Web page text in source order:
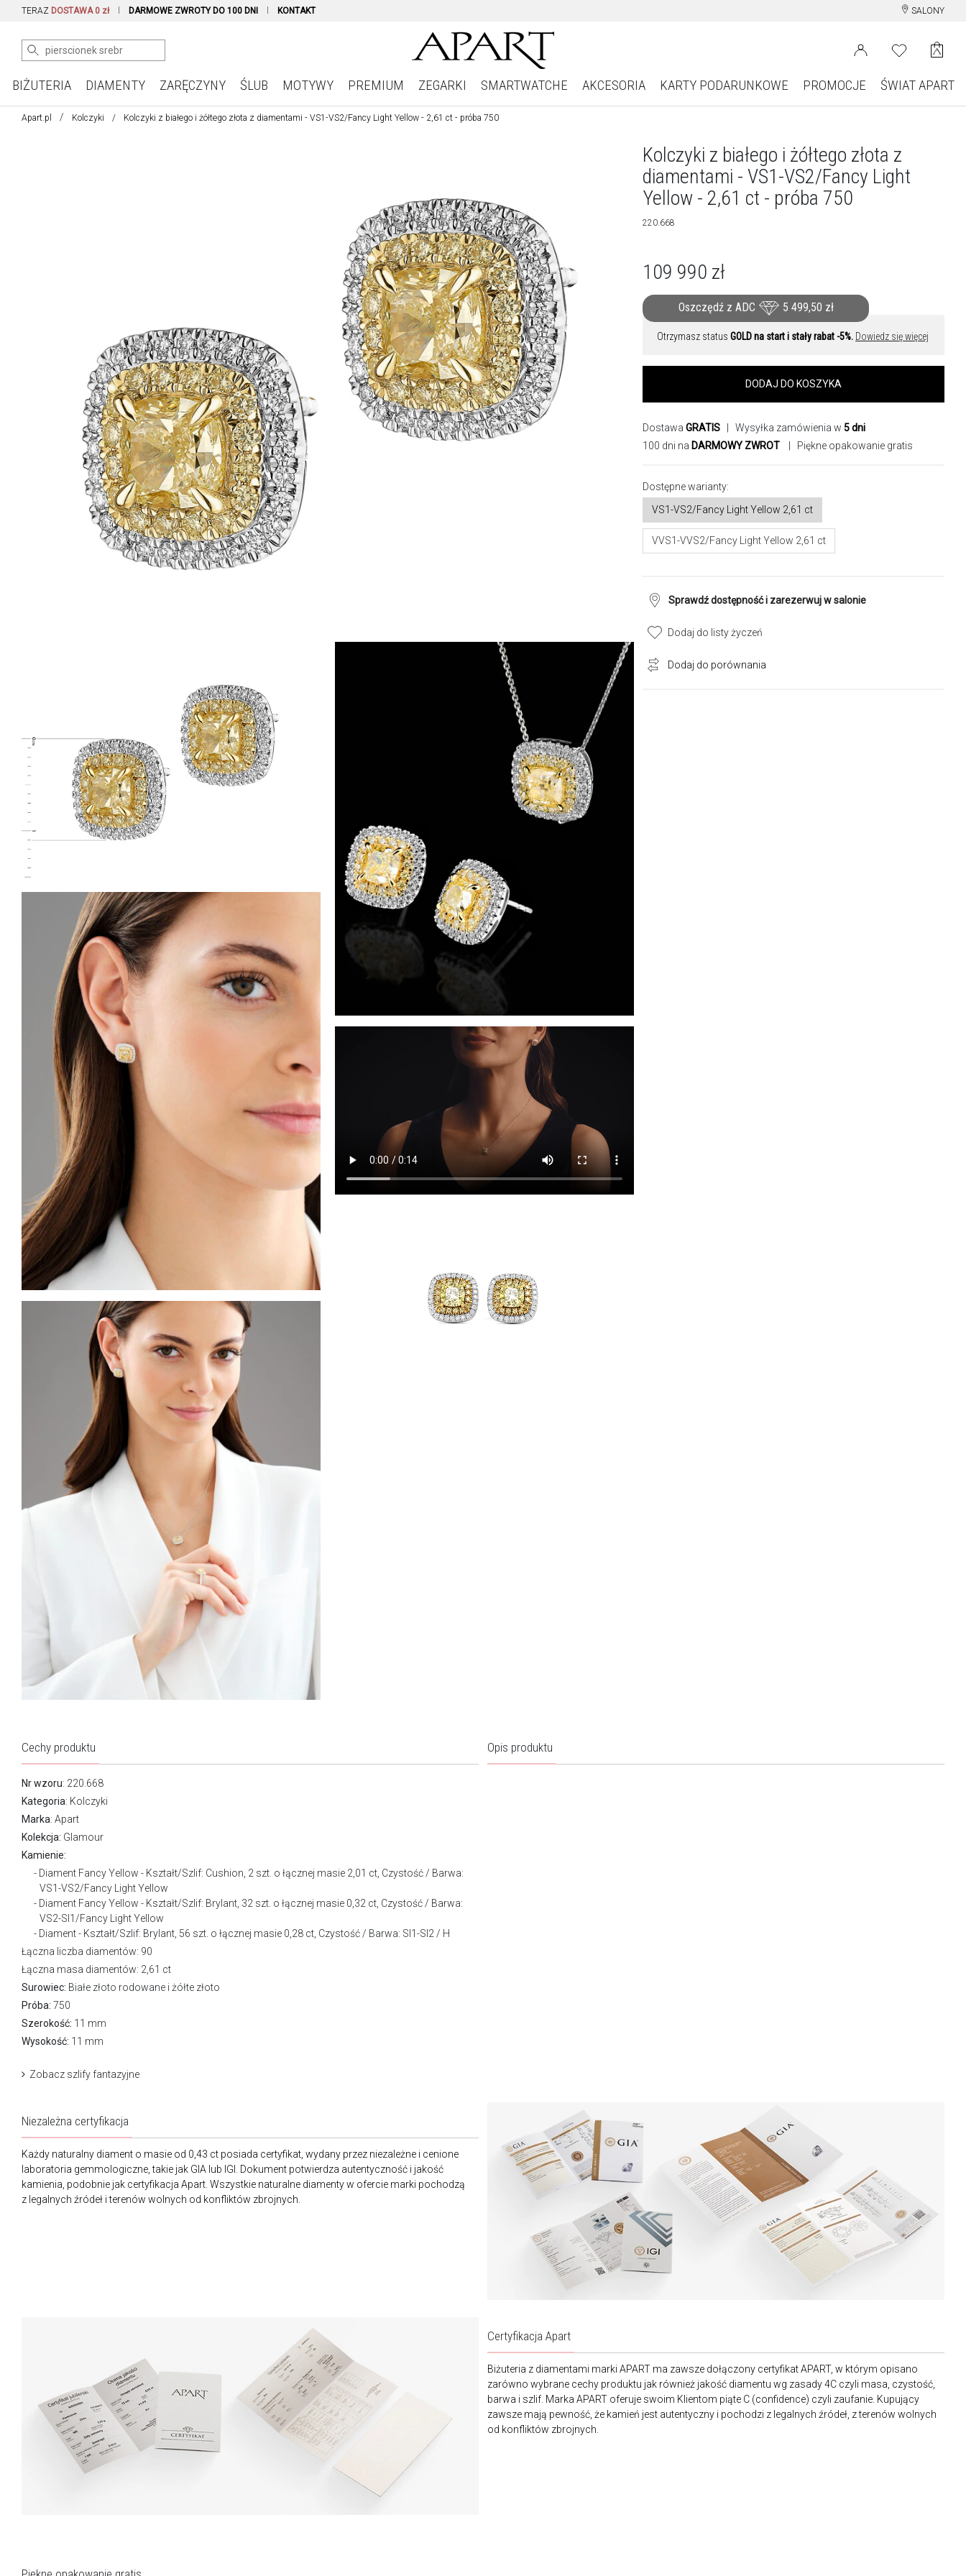
TERAZ DOSTAWA 0 zł DARMOWE ZWROTY DO 100 DNI KONTAKT SALONY
BIŻUTERIA DIAMENTY ZARĘCZYNY ŚLUB MOTYWY PREMIUM ZEGARKI SMARTWATCHE AKCESORIA KARTY PODARUNKOWE PROMOCJE ŚWIAT APART
Apart.pl Kolczyki Kolczyki z białego i żółtego złota z diamentami - VS1-VS2/Fancy Light Yellow - 2,61 ct - próba 750
Kolczyki z białego i żółtego złota z
diamentami - VS1-VS2/Fancy Light
Yellow - 2,61 ct - próba 750
220.668
109 990 zł
Oszczędź z ADC 5 499,50 zł
Otrzymasz status GOLD na start i stały rabat -5%. Dowiedz się więcej
DODAJ DO KOSZYKA
Dostawa GRATIS | Wysyłka zamówienia w 5 dni
100 dni na DARMOWY ZWROT | Piękne opakowanie gratis
Dostępne warianty:
VS1-VS2/Fancy Light Yellow 2,61 ct
VVS1-VVS2/Fancy Light Yellow 2,61 ct
Sprawdź dostępność i zarezerwuj w salonie
Dodaj do listy życzeń
Dodaj do porównania
Cechy produktu
Nr wzoru: 220.668
Kategoria: Kolczyki
Marka: Apart
Kolekcja: Glamour
Kamienie:
Diament Fancy Yellow - Kształt/Szlif: Cushion, 2 szt. o łącznej masie 2,01 ct, Czystość / Barwa:
VS1-VS2/Fancy Light Yellow
Diament Fancy Yellow - Kształt/Szlif: Brylant, 32 szt. o łącznej masie 0,32 ct, Czystość / Barwa:
VS2-SI1/Fancy Light Yellow
Diament - Kształt/Szlif: Brylant, 56 szt. o łącznej masie 0,28 ct, Czystość / Barwa: SI1-SI2 / H
Łączna liczba diamentów: 90
Łączna masa diamentów: 2,61 ct
Surowiec: Białe złoto rodowane i żółte złoto
Próba: 750
Szerokość: 11 mm
Wysokość: 11 mm
Zobacz szlify fantazyjne
Opis produktu
Niezależna certyfikacja
Każdy naturalny diament o masie od 0,43 ct posiada certyfikat, wydany przez niezależne i cenione
laboratoria gemmologiczne, takie jak GIA lub IGI. Dokument potwierdza autentyczność i jakość
kamienia, podobnie jak certyfikacja Apart. Wszystkie naturalne diamenty w ofercie marki pochodzą
z legalnych źródeł i terenów wolnych od konfliktów zbrojnych.
Certyfikacja Apart
Biżuteria z diamentami marki APART ma zawsze dołączony certyfikat APART, w którym opisano
zarówno wybrane cechy produktu jak również jakość diamentu wg zasady 4C czyli masa, czystość,
barwa i szlif. Marka APART oferuje swoim Klientom piąte C (confidence) czyli zaufanie. Kupujący
zawsze mają pewność, że kamień jest autentyczny i pochodzi z legalnych źródeł, z terenów wolnych
od konfliktów zbrojnych.